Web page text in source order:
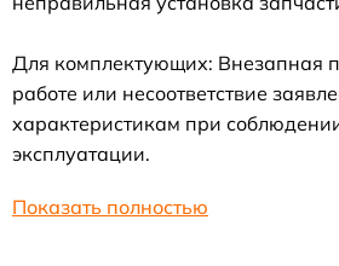
Для комплектующих: Внезапная
работе или несоответствие
характеристикам при
эксплуатации.
Показать полностью